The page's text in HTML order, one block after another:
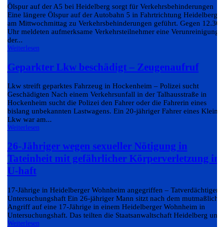
Ölspur auf der A5 bei Heidelberg sorgt für Verkehrsbehinderungen
Eine längere Ölspur auf der Autobahn 5 in Fahrtrichtung Heidelberg
am Mittwochmittag zu Verkehrsbehinderungen geführt. Gegen 12.30
Uhr meldeten aufmerksame Verkehrsteilnehmer eine Verunreinigung
der...
Weiterlesen
Geparkter Lkw beschädigt – Zeugenaufruf
Lkw streift geparktes Fahrzeug in Hockenheim – Polizei sucht
Geschädigten Nach einem Verkehrsunfall in der Talhausstraße in
Hockenheim sucht die Polizei den Fahrer oder die Fahrerin eines
bislang unbekannten Lastwagens. Ein 20-jähriger Fahrer eines Klein-
Lkw war am...
Weiterlesen
26-Jähriger wegen sexueller Nötigung in
Tateinheit mit gefährlicher Körperverletzung in
U-haft
17-Jährige in Heidelberger Wohnheim angegriffen – Tatverdächtiger
Untersuchungshaft Ein 26-jähriger Mann sitzt nach dem
Angriff auf eine 17-Jährige in einem Heidelberger Wohnheim in
Untersuchungshaft. Das teilten die Staatsanwaltschaft Heidelberg
Weiterlesen